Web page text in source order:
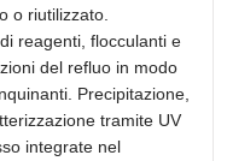
o riutilizzato.
reagenti, flocculanti e
del refluo in modo
Precipitazione,
tramite UV
integrate nel